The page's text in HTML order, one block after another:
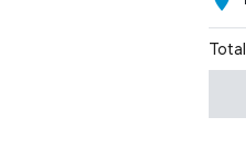
Total